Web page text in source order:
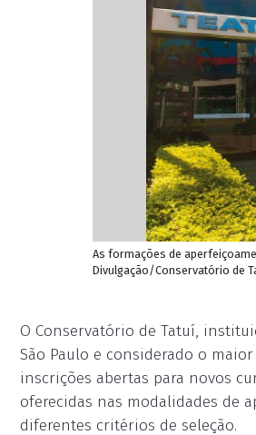
As formações de
Divulgação/Conservatório de
O Conservatório de Tatuí,
São Paulo e considerado o
inscrições abertas para novos
oferecidas nas modalidades de
diferentes critérios de seleção.